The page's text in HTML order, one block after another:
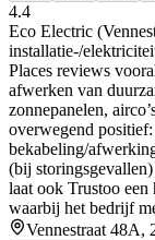
4.4
Eco Electric
installatie-/
Places reviews
afwerken van
zonnepanelen,
overwegend
bekabeling/
(bij
laat ook Trustoo een
waarbij het bedrijf
Vennestraat 48A,